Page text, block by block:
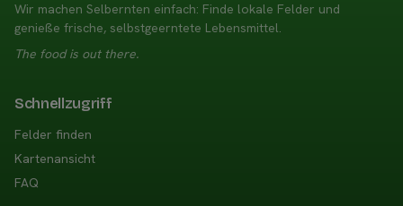
Wir machen Selbernten einfach: Finde lokale Felder und
genieße frische, selbstgeerntete Lebensmittel.
The food is out there.
Schnellzugriff
Felder finden
Kartenansicht
FAQ